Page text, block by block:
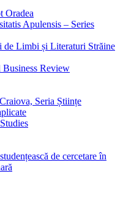
Oradea
Apulensis – Series
de Limbi și Literaturi Străine
Review
Seria Științe
de cercetare în